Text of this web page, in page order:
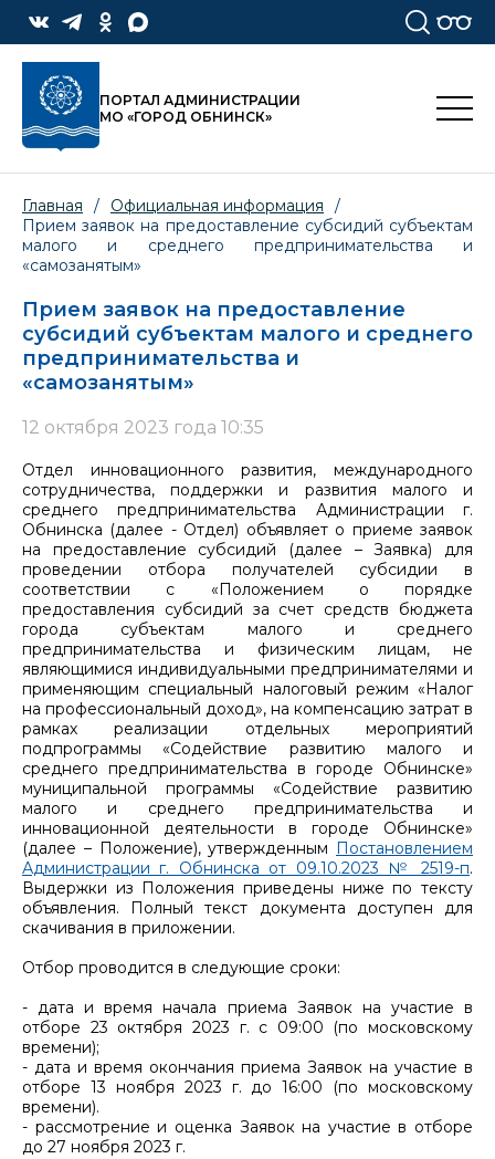
ПОРТАЛ АДМИНИСТРАЦИИ
МО «ГОРОД ОБНИНСК»
Главная / Официальная информация
/
Прием заявок на предоставление субсидий субъектам
малого и среднего предпринимательства и
«самозанятым»
Прием заявок на предоставление
субсидий субъектам малого и среднего
предпринимательства и
«самозанятым»
12 октября 2023 года 10:35
Отдел инновационного развития, международного
сотрудничества, поддержки и развития малого и
среднего предпринимательства Администрации г.
Обнинска (далее - Отдел) объявляет о приеме заявок
на предоставление субсидий (далее – Заявка) для
проведении отбора получателей субсидии в
соответствии с «Положением о порядке
предоставления субсидий за счет средств бюджета
города субъектам малого и среднего
предпринимательства и физическим лицам, не
являющимися индивидуальными предпринимателями и
применяющим специальный налоговый режим «Налог
на профессиональный доход», на компенсацию затрат в
рамках реализации отдельных мероприятий
подпрограммы «Содействие развитию малого и
среднего предпринимательства в городе Обнинске»
муниципальной программы «Содействие развитию
малого и среднего предпринимательства и
инновационной деятельности в городе Обнинске»
(далее – Положение), утвержденным
Постановлением
Администрации г. Обнинска от 09.10.2023 № 2519-п.
Выдержки из Положения приведены ниже по тексту
объявления. Полный текст документа доступен для
скачивания в приложении.
Отбор проводится в следующие сроки:
- дата и время начала приема Заявок на участие в
отборе 23 октября 2023 г. с 09:00 (по московскому
времени);
- дата и время окончания приема Заявок на участие в
отборе 13 ноября 2023 г. до 16:00 (по московскому
времени).
- рассмотрение и оценка Заявок на участие в отборе
до 27 ноября 2023 г.